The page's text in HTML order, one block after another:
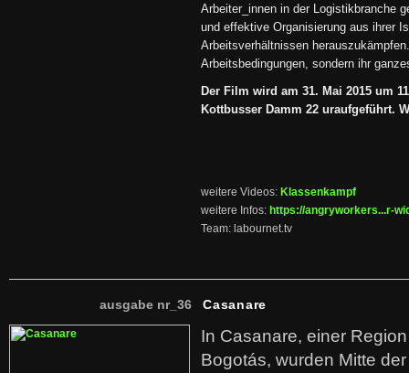
Arbeiter_innen in der Logistikbranche
und effektive Organisierung aus ihrer
Arbeitsverhältnissen
Arbeitsbedingungen, sondern ihr
Der Film wird am 31. Mai 2015 um
Kottbusser Damm 22 uraufgeführt.
weitere Videos: Klassenkampf
weitere Infos: https://angryworkers...r-
Team: labournet.tv
ausgabe nr_36 Casanare
In Casanare, einer
Bogotás, wurden Mitte